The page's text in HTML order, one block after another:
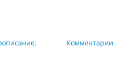
Комментарии
.